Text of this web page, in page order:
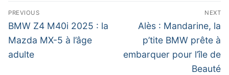
Navigation
de
l’article
PREVIOUS
Previous
post:
BMW Z4 M40i 2025 : la
Mazda MX-5 à l’âge
adulte
NEXT
Next
post:
Alès : Mandarine, la
p’tite BMW prête à
embarquer pour l’île de
Beauté